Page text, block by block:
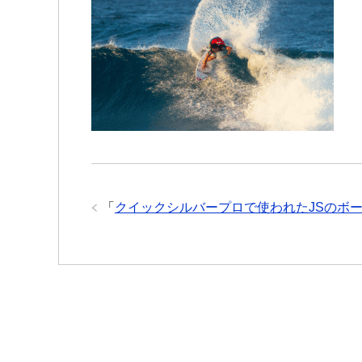
「 クイックシルバープロで使われたJSのボ